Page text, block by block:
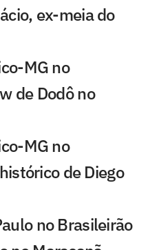
ex-meia do
MG no
de Dodô no
MG no
de Diego
no Brasileirão